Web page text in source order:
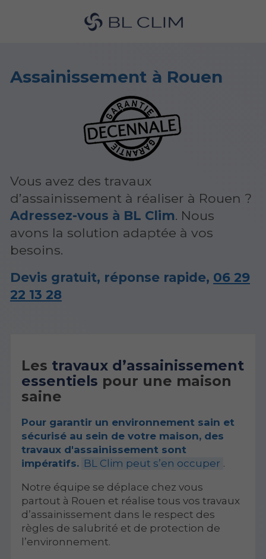
Assainissement à Rouen
Vous avez des travaux
d’assainissement à réaliser à Rouen ?
Adressez-vous à BL Clim. Nous
avons la solution adaptée à vos
besoins.
Devis gratuit, réponse rapide, 06 29
22 13 28
Les travaux d’assainissement
essentiels pour une maison
saine
Pour garantir un environnement sain et
sécurisé au sein de votre maison, des
travaux d'assainissement sont
impératifs. BL Clim peut s’en occuper .
Notre équipe se déplace chez vous
partout à Rouen et réalise tous vos travaux
d’assainissement dans le respect des
règles de salubrité et de protection de
l’environnement.